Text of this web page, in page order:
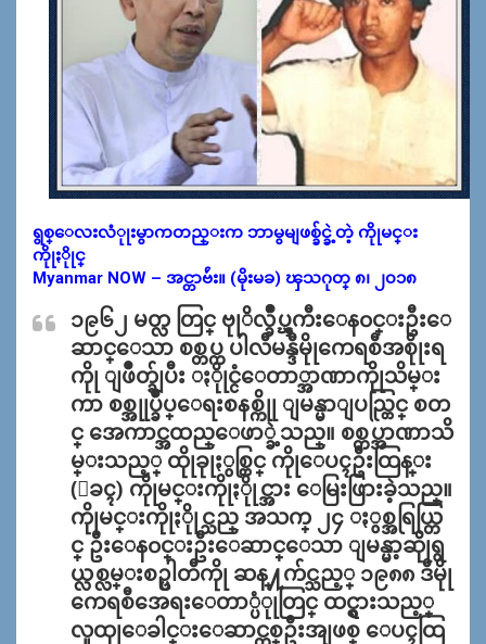
ရွစ္ေလးလံုုးမွာကတည္းက ဘာမွမျဖစ္ခ်င္ခဲ့တဲ့ ကိုုမင္း
ကိုုႏိုုင္
Myanmar NOW – အင္တာဗ်ဴး။ (မိုးမခ) ၾသဂုတ္ ၈၊ ၂၀၁၈
၁၉၆၂ မတ္လ တြင္ ဗုုိလ္ခ်ဳပ္ၾကီးေန၀င္းဦးေ
ဆာင္ေသာ စစ္တပ္က ပါလီမန္ဒီမိုုကေရစီအစိုုးရ
ကိုု ျဖဳတ္ခ်ျပီး ႏိုုင္ငံေတာ္အာဏာကိုုသိမ္း
ကာ စစ္အုုပ္ခ်ဳပ္ေရးစနစ္ကိုု ျမန္မာျပည္တြင္ စတ
င္ အေကာင္အထည္ေဖာ္ခဲ့သည္။ စစ္တပ္အာဏာသိ
မ္းသည့္ ထိုုခုုႏွစ္တြင္ ကိုုေပၚဦးထြန္း
(ေခၚ) ကိုုမင္းကိုုႏိုုင္အား ေမြးဖြားခဲ့သည္။
ကိုုမင္းကိုုႏိုုင္သည္ အသက္ ၂၄ ႏွစ္အရြယ္တြ
င္ ဦးေန၀င္းဦးေဆာင္ေသာ ျမန္မာ့ဆိုုရွ
ယ္လစ္လမ္းစဥ္ပါတီကိုု ဆန္႔က်င္သည့္ ၁၉၈၈ ဒီမိုု
ကေရစီအေရးေတာ္ပံုုတြင္ ထင္ရွားသည့္
လူထုုေခါင္းေဆာင္တစ္ဦးအျဖစ္ ေပၚထြ